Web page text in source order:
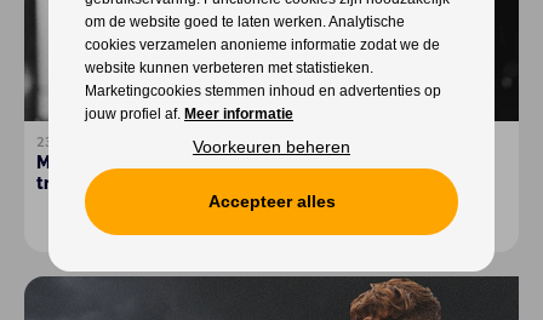
23-11-2020
Met ‘Centraal Station’ neemt Danique je mee in een
treinsprookje!
om de website goed te laten werken. Analytische
cookies verzamelen anonieme informatie zodat we de
website kunnen verbeteren met statistieken.
Marketingcookies stemmen inhoud en advertenties op
jouw profiel af. Meer informatie
Voorkeuren beheren
Accepteer alles